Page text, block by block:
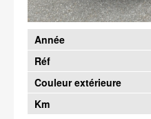
Année
Réf
Couleur extérieure
Km